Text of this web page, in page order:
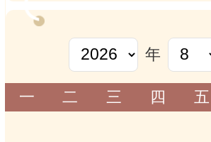
年
一 二 三 四 五